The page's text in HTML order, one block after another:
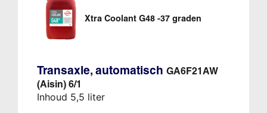
Xtra Coolant G48 -37 graden
Transaxle, automatisch GA6F21AW
(Aisin) 6/1
Inhoud 5,5 liter